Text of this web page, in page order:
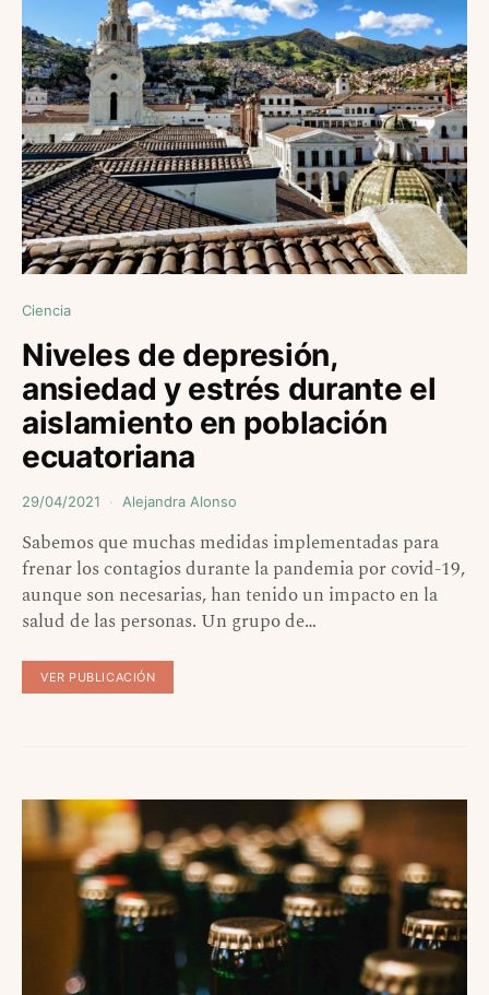
Ciencia
Niveles de depresión,
ansiedad y estrés durante el
aislamiento en población
ecuatoriana
29/04/2021 Alejandra Alonso
Sabemos que muchas medidas implementadas para
frenar los contagios durante la pandemia por covid-19,
aunque son necesarias, han tenido un impacto en la
salud de las personas. Un grupo de…
VER PUBLICACIÓN